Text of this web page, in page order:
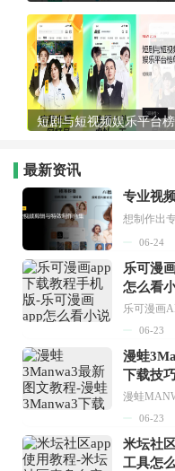
短剧与短视频娱乐平台
最新资讯
专业视
06-24
乐可漫
怎么看
06-23
漫蛙
下载技
06-23
米坛社
工具怎